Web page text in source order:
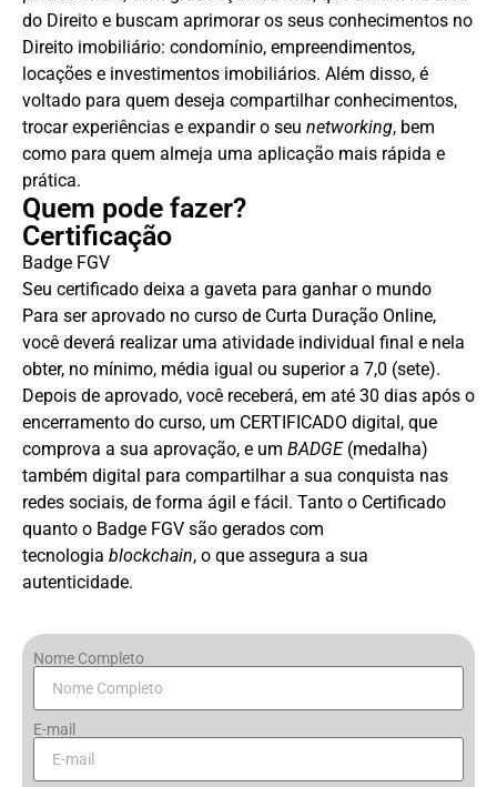
do Direito e buscam aprimorar os seus conhecimentos no
Direito imobiliário: condomínio, empreendimentos,
locações e investimentos imobiliários. Além disso, é
voltado para quem deseja compartilhar conhecimentos,
trocar experiências e expandir o seu networking, bem
como para quem almeja uma aplicação mais rápida e
prática.
Quem pode fazer?
Certificação
Badge FGV
Seu certificado deixa a gaveta para ganhar o mundo
Para ser aprovado no curso de Curta Duração Online,
você deverá realizar uma atividade individual final e nela
obter, no mínimo, média igual ou superior a 7,0 (sete).
Depois de aprovado, você receberá, em até 30 dias após o
encerramento do curso, um CERTIFICADO digital, que
comprova a sua aprovação, e um BADGE (medalha)
também digital para compartilhar a sua conquista nas
redes sociais, de forma ágil e fácil. Tanto o Certificado
quanto o Badge FGV são gerados com
tecnologia blockchain, o que assegura a sua
autenticidade.
Nome Completo
E-mail